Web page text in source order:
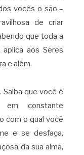
vocês o são –
de criar
que toda a
aos Seres
e além.
Saiba que você é
constante
com o qual você
e se desfaça,
da sua alma,